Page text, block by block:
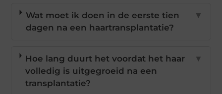
Wat moet ik doen in de eerste tien
dagen na een haartransplantatie?
▼
Hoe lang duurt het voordat het haar
volledig is uitgegroeid na een
transplantatie?
▼